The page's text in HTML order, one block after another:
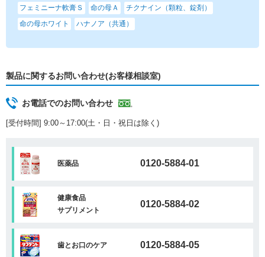
フェミニーナ軟膏Ｓ 命の母Ａ
チクナイン（顆粒、錠剤）
命の母ホワイト
ハナノア（共通）
製品に関するお問い合わせ(お客様相談室)
お電話でのお問い合わせ
[受付時間] 9:00～17:00(土・日・祝日は除く)
医薬品 0120-5884-01
健康食品
サプリメント
0120-5884-02
歯とお口のケア 0120-5884-05